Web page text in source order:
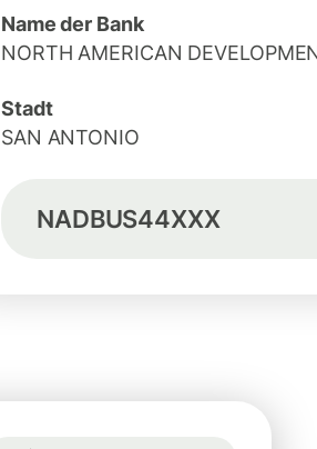
Name der Bank
NORTH AMERICAN
Stadt
SAN ANTONIO
NADBUS44XXX